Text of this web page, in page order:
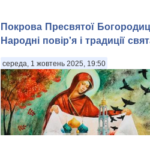
Покрова Пресвятої
Народні повір'я і традиції
середа, 1 жовтень 2025, 19:50